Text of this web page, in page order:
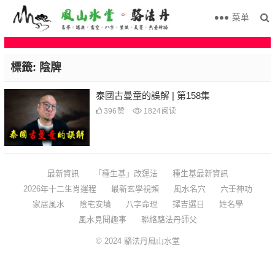
菜单
標籤: 陰牌
泰國古曼童的誤解 | 第158集
396 赞 1824阅读
最新資訊 「種生基」改運法
種生基最新資訊
2026年十二生肖運程
最新玄學視頻 風水名穴
六壬神功
家居風水
陰宅安墳 八字命理 擇吉選日
姓名學
風水見聞趣事
聯絡駱法丹師父
© 2024 駱法丹風山水堂